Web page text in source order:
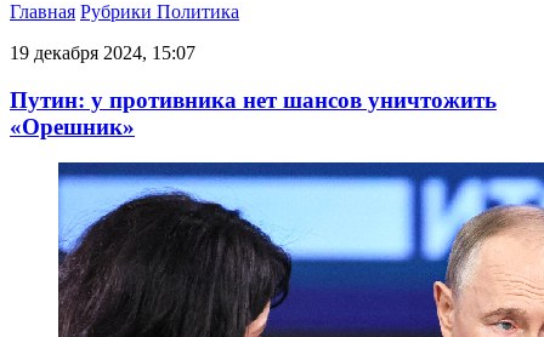
Главная Рубрики Политика
19 декабря 2024, 15:07
Путин: у противника нет шансов уничтожить
«Орешник»